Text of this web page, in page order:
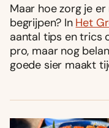
Maar hoe zorg je
begrijpen? In Het
aantal tips en trics
pro, maar nog
goede sier maakt